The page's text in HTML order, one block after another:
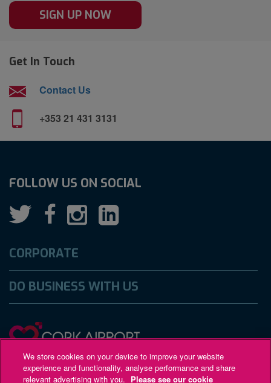
SIGN UP NOW
Get In Touch
Contact Us
+353 21 431 3131
CORPORATE
DO BUSINESS WITH US
FOLLOW US ON SOCIAL
Gaeilge Accessibility Privacy Policy
We store cookies on your device to improve your website
experience and functionality, analyse performance and share
relevant advertising with you. Please see our cookie